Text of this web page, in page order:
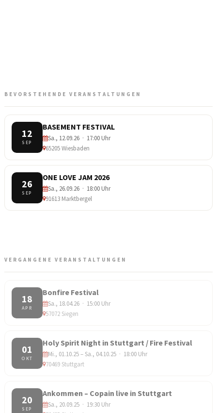
BEVORSTEHENDE VERANSTALTUNGEN
12
SEP
BASEMENT FESTIVAL
Sa., 12.09.26 · 17:00 Uhr
65205 Wiesbaden
26
SEP
ONE LOVE JAM 2026
Sa., 26.09.26 · 18:00 Uhr
91613 Marktbergel
VERGANGENE VERANSTALTUNGEN
18
APR
Bonfire Festival
Sa., 18.04.26 · 15:00 Uhr
57072 Siegen
01
OKT
Holy Spirit Night in Stuttgart / Fire Festival
Mi., 01.10.25 – Sa., 04.10.25 · 18:00 Uhr
70469 Stuttgart
20
SEP
Ankommen – Copain live in Stuttgart
Sa., 20.09.25 · 19:30 Uhr